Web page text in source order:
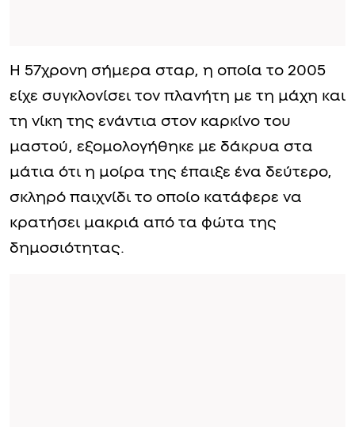
Η 57χρονη σήμερα σταρ, η οποία το 2005
είχε συγκλονίσει τον πλανήτη με τη μάχη και
τη νίκη της ενάντια στον καρκίνο του
μαστού, εξομολογήθηκε με δάκρυα στα
μάτια ότι η μοίρα της έπαιξε ένα δεύτερο,
σκληρό παιχνίδι το οποίο κατάφερε να
κρατήσει μακριά από τα φώτα της
δημοσιότητας.